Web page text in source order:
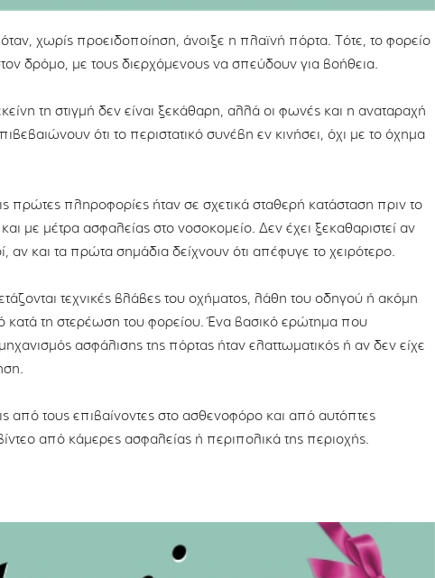
όταν, χωρίς προειδοποίηση, άνοιξε η πλαϊνή πόρτα. Τότε, το φορείο
δρόμο, με τους διερχόμενους να σπεύδουν για βοήθεια.
τη στιγμή δεν είναι ξεκάθαρη, αλλά οι φωνές και η αναταραχή
ότι το περιστατικό συνέβη εν κινήσει, όχι με το όχημα
πληροφορίες ήταν σε σχετικά σταθερή κατάσταση πριν το
με μέτρα ασφαλείας στο νοσοκομείο. Δεν έχει ξεκαθαριστεί αν
αν και τα πρώτα σημάδια δείχνουν ότι απέφυγε το χειρότερο.
τεχνικές βλάβες του οχήματος, λάθη του οδηγού ή ακόμη
κατά τη στερέωση του φορείου. Ένα βασικό ερώτημα που
ασφάλισης της πόρτας ήταν ελαττωματικός ή αν δεν είχε
από τους επιβαίνοντες στο ασθενοφόρο και από αυτόπτες
από κάμερες ασφαλείας ή περιπολικά της περιοχής.